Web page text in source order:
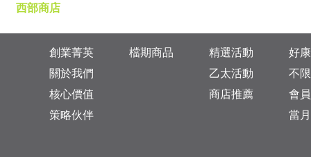
西部商店
創業菁英
關於我們
核心價值
策略伙伴
檔期商品
精選活動
乙太活動
商店推薦
好
不
會
當